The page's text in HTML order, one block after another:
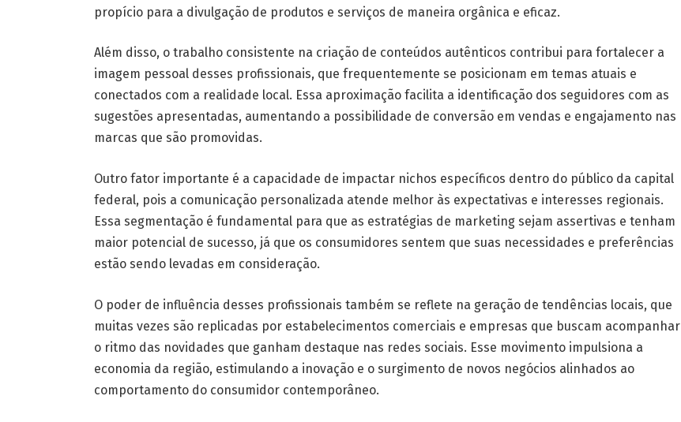
propício para a divulgação de produtos e serviços de maneira orgânica e eficaz.
Além disso, o trabalho consistente na criação de conteúdos autênticos contribui para fortalecer a
imagem pessoal desses profissionais, que frequentemente se posicionam em temas atuais e
conectados com a realidade local. Essa aproximação facilita a identificação dos seguidores com as
sugestões apresentadas, aumentando a possibilidade de conversão em vendas e engajamento nas
marcas que são promovidas.
Outro fator importante é a capacidade de impactar nichos específicos dentro do público da capital
federal, pois a comunicação personalizada atende melhor às expectativas e interesses regionais.
Essa segmentação é fundamental para que as estratégias de marketing sejam assertivas e tenham
maior potencial de sucesso, já que os consumidores sentem que suas necessidades e preferências
estão sendo levadas em consideração.
O poder de influência desses profissionais também se reflete na geração de tendências locais, que
muitas vezes são replicadas por estabelecimentos comerciais e empresas que buscam acompanhar
o ritmo das novidades que ganham destaque nas redes sociais. Esse movimento impulsiona a
economia da região, estimulando a inovação e o surgimento de novos negócios alinhados ao
comportamento do consumidor contemporâneo.